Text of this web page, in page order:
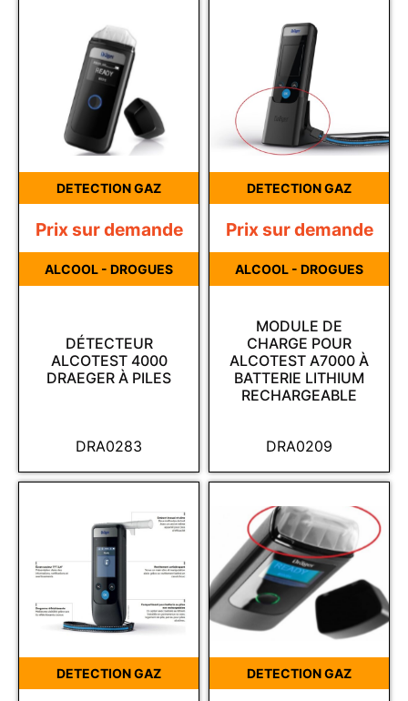
DETECTION GAZ
DRA0283
DÉTECTEUR
ALCOTEST 4000
DRAEGER À PILES
Prix sur demande
ALCOOL - DROGUES
DETECTION GAZ
DRA0209
MODULE DE
CHARGE POUR
ALCOTEST A7000 À
BATTERIE LITHIUM
RECHARGEABLE
Prix sur demande
ALCOOL - DROGUES
DETECTION GAZ DETECTION GAZ